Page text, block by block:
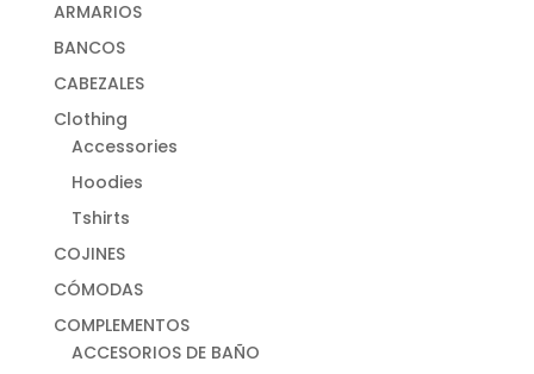
ARMARIOS
BANCOS
CABEZALES
Clothing
Accessories
Hoodies
Tshirts
COJINES
CÓMODAS
COMPLEMENTOS
ACCESORIOS DE BAÑO